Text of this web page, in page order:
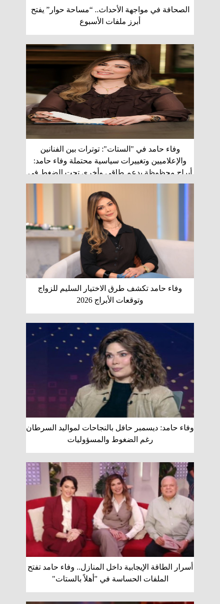
الصحافة في مواجهة الأحداث.. “مساحة حوار” يفتح
أبرز ملفات الأسبوع
وفاء حامد في "الستات": توترات بين الفنانين
والإعلاميين وتغييرات سياسية محتملة وفاء حامد:
أبراج محظوظة بدعم طاقي وأخرى تحت الضغط في
2026
وفاء حامد تكشف طرق الاختيار السليم للزواج
وتوقعات الأبراج 2026
وفاء حامد: ديسمبر حافل بالنجاحات لمواليد السرطان
رغم الضغوط والمسؤوليات
أسرار الطاقة الإيجابية داخل المنازل.. وفاء حامد تفتح
الملفات الحساسة في "أهلاً بالستات"